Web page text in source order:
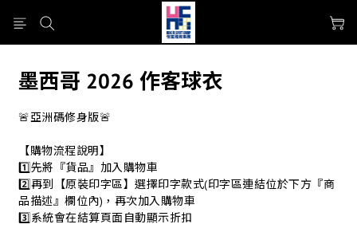
墨西哥 2026 作客球衣
🚨亞洲碼修身版🚨
【購物流程說明】
1️⃣先將『貨品』加入購物車
2️⃣再到【原裝印字區】選擇印字款式(印字區連結位於下方『商
品描述』欄位內)，再次加入購物車
3️⃣系統會在結算頁面自動顯示折扣